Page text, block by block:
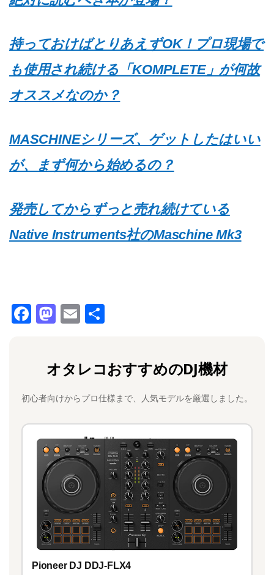
持っておけばとりあえずOK！プロ現場で
も使用され続ける「KOMPLETE」が何故
オススメなのか？
MASCHINEシリーズ、ゲットしたはいい
が、まず何から始めるの？
発売してからずっと売れ続けている
Native Instruments社のMaschine Mk3
F
b
o
o
k
M
o
d
o
n
E
l
オタレコおすすめのDJ機材
初心者向けからプロ仕様まで、人気モデルを厳選しました。
Pioneer DJ DDJ-FLX4